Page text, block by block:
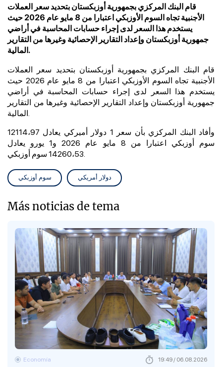
قام البنك المركزي بجمهورية أوزبكستان بتحديد سعر العملات
الأجنبية تجاه السوم الأوزبكي اعتبارا من 8 مايو عام 2026 حيث
يستخدم هذا السعر لدى إجراء حسابات المحاسبة في أراضي
جمهورية أوزبكستان وإعداد التقارير الإحصائية وغيرها من التقارير
المالية.
قام البنك المركزي بجمهورية أوزبكستان بتحديد سعر العملات
الأجنبية تجاه السوم الأوزبكي اعتبارا من 8 مايو عام 2026 حيث
يستخدم هذا السعر لدى إجراء حسابات المحاسبة في أراضي
جمهورية أوزبكستان وإعداد التقارير الإحصائية وغيرها من التقارير
المالية.
وأفاد البنك المركزي بأن سعر 1 دولار أميركي يعادل 12114،97
سوم أوزبكي اعتبارا من 8 مايو عام 2026 و1 يورو يعادل
14260،53 سوم أوزبكي.
سوم أوزبكي دولار أمريكي
Más noticias de tema
Economía 19:49 / 06.08.2026